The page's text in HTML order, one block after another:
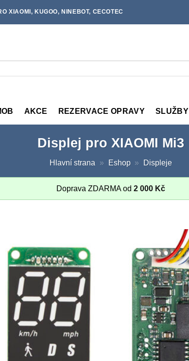
XIAOMI, KUGOO, NINEBOT, CECOTEC
AKCE REZERVACE OPRAVY SLUŽBY
Displej pro XIAOMI Mi3
Hlavní strana » Eshop » Displeje
Doprava ZDARMA od 2 000 Kč